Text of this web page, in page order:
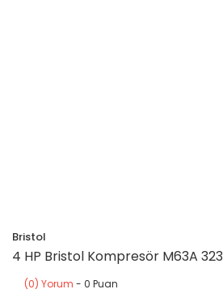
Bristol
4 HP Bristol Kompresör M63A
(0) Yorum - 0 Puan